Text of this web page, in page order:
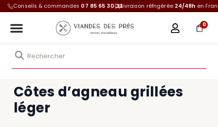
Conseils & commandes 07 85 65 30 33Livraison réfrigérée 24/48h en
0
Côtes d’agneau grillées
léger